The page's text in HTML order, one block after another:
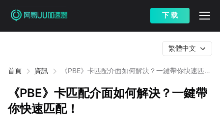
下 载
首頁 資訊
《PBE》卡匹配介面如何解決？一鍵帶你快速匹
繁體中文
《PBE》卡匹配介面如何解決？一鍵帶
你快速匹配！